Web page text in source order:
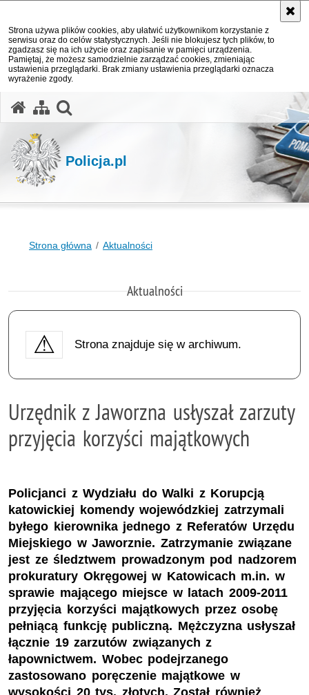
Strona używa plików cookies, aby ułatwić użytkownikom korzystanie z
serwisu oraz do celów statystycznych. Jeśli nie blokujesz tych plików, to
zgadzasz się na ich użycie oraz zapisanie w pamięci urządzenia.
Pamiętaj, że możesz samodzielnie zarządzać cookies, zmieniając
ustawienia przeglądarki. Brak zmiany ustawienia przeglądarki oznacza
wyrażenie zgody.
Policja.pl
Strona główna Aktualności
Aktualności
Strona znajduje się w archiwum.
Urzędnik z Jaworzna usłyszał zarzuty
przyjęcia korzyści majątkowych
Policjanci z Wydziału do Walki z Korupcją
katowickiej komendy wojewódzkiej zatrzymali
byłego kierownika jednego z Referatów Urzędu
Miejskiego w Jaworznie. Zatrzymanie związane
jest ze śledztwem prowadzonym pod nadzorem
prokuratury Okręgowej w Katowicach m.in. w
sprawie mającego miejsce w latach 2009-2011
przyjęcia korzyści majątkowych przez osobę
pełniącą funkcję publiczną. Mężczyzna usłyszał
łącznie 19 zarzutów związanych z
łapownictwem. Wobec podejrzanego
zastosowano poręczenie majątkowe w